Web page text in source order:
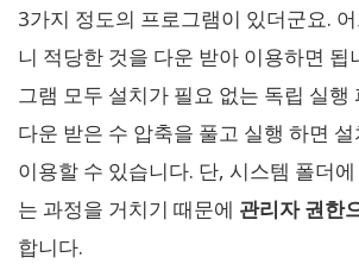
3가지 정도의 프로그램이 있더군요.
니 적당한 것을 다운 받아 이용하면 됩
그램 모두 설치가 필요 없는 독립 실행
다운 받은 수 압축을 풀고 실행 하면
이용할 수 있습니다. 단, 시스템 폴더
는 과정을 거치기 때문에 관리자 권한
합니다.